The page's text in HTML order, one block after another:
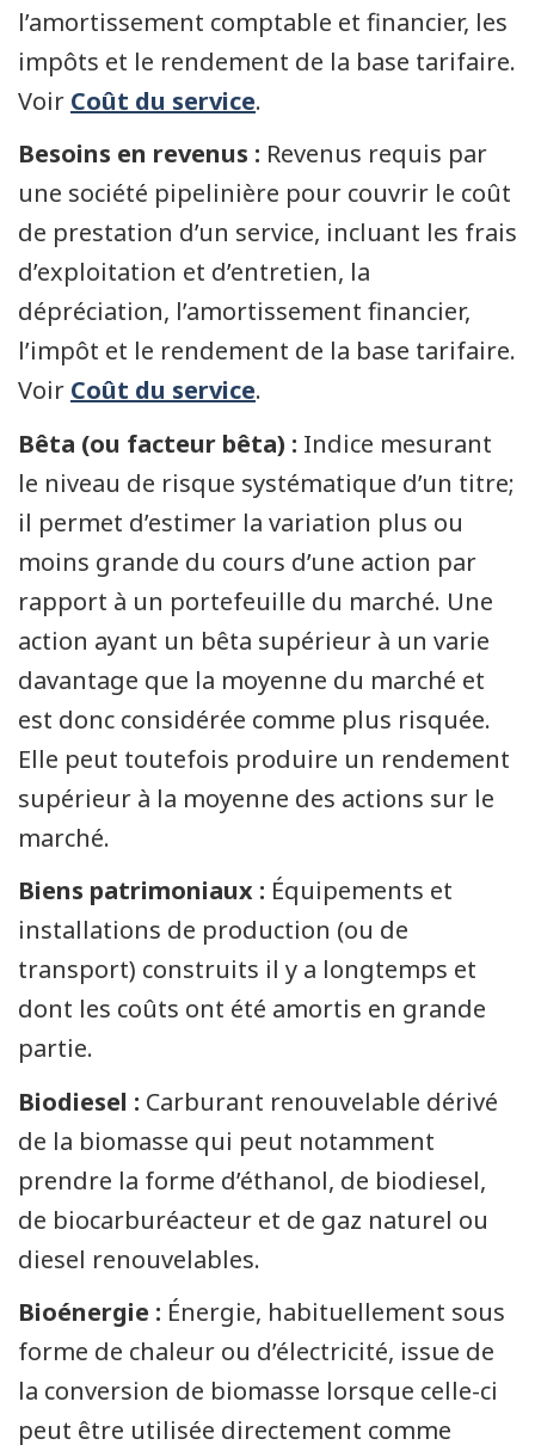
l’amortissement comptable et financier, les
impôts et le rendement de la base tarifaire.
Voir Coût du service.
Besoins en revenus : Revenus requis par
une société pipelinière pour couvrir le coût
de prestation d’un service, incluant les frais
d’exploitation et d’entretien, la
dépréciation, l’amortissement financier,
l’impôt et le rendement de la base tarifaire.
Voir Coût du service.
Bêta (ou facteur bêta) : Indice mesurant
le niveau de risque systématique d’un titre;
il permet d’estimer la variation plus ou
moins grande du cours d’une action par
rapport à un portefeuille du marché. Une
action ayant un bêta supérieur à un varie
davantage que la moyenne du marché et
est donc considérée comme plus risquée.
Elle peut toutefois produire un rendement
supérieur à la moyenne des actions sur le
marché.
Biens patrimoniaux : Équipements et
installations de production (ou de
transport) construits il y a longtemps et
dont les coûts ont été amortis en grande
partie.
Biodiesel : Carburant renouvelable dérivé
de la biomasse qui peut notamment
prendre la forme d’éthanol, de biodiesel,
de biocarburéacteur et de gaz naturel ou
diesel renouvelables.
Bioénergie : Énergie, habituellement sous
forme de chaleur ou d’électricité, issue de
la conversion de biomasse lorsque celle-ci
peut être utilisée directement comme